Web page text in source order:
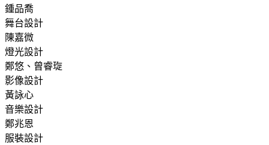
鍾品喬
舞台設計
陳嘉微
燈光設計
鄭悠、曾睿琁
影像設計
黃詠心
音樂設計
鄭兆恩
服裝設計